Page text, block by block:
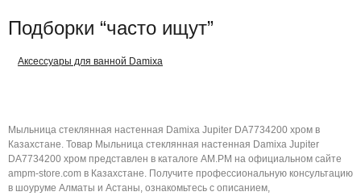
Подборки “часто ищут”
Аксессуары для ванной Damixa
Мыльница стеклянная настенная Damixa Jupiter DA7734200 хром в
Казахстане. Товар Мыльница стеклянная настенная Damixa Jupiter
DA7734200 хром представлен в каталоге AM.PM на официальном сайте
ampm-store.com в Казахстане. Получите профессиональную консультацию
в шоуруме Алматы и Астаны, ознакомьтесь с описанием,